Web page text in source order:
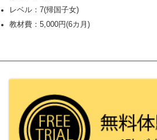
レベル：7(帰国子女)
教材費：5,000円(6カ月)